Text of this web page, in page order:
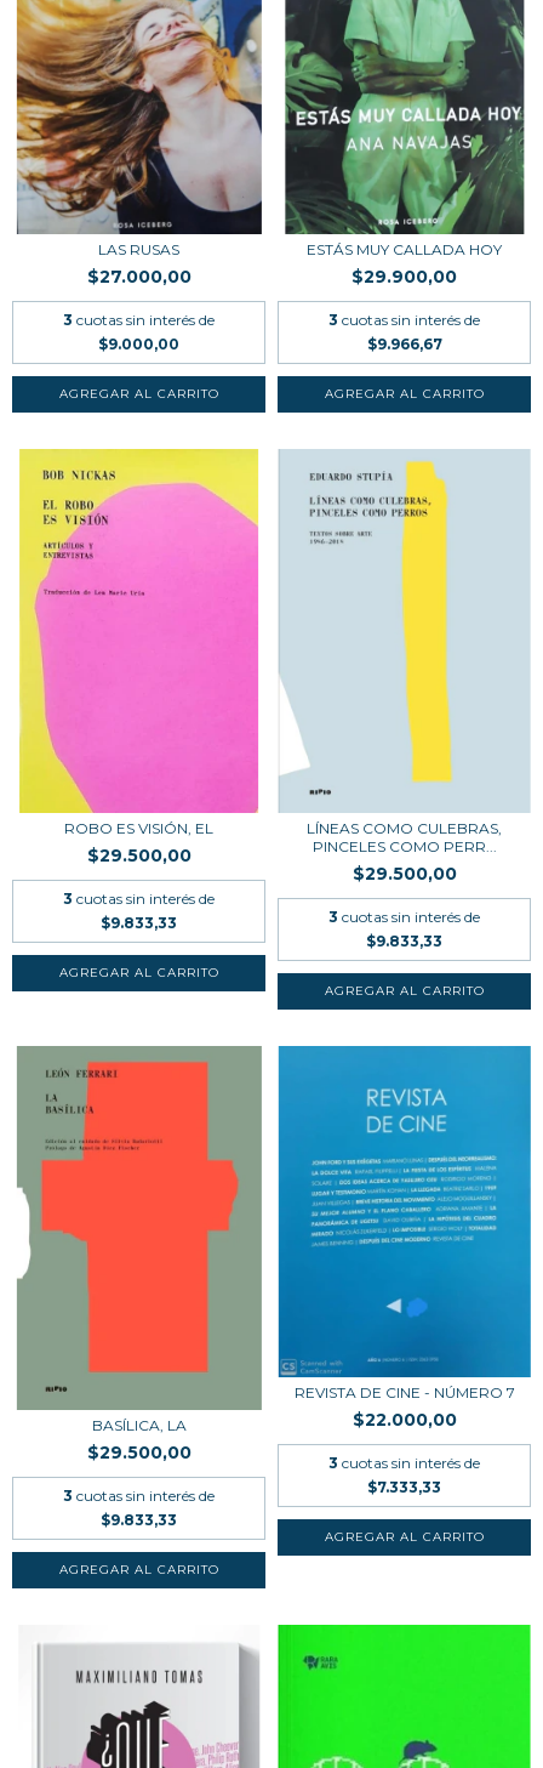
LAS RUSAS
$27.000,00
3 cuotas sin interés de
$9.000,00
ESTÁS MUY CALLADA HOY
$29.900,00
3 cuotas sin interés de
$9.966,67
ROBO ES VISIÓN, EL
$29.500,00
3 cuotas sin interés de
$9.833,33
LÍNEAS COMO CULEBRAS,
PINCELES COMO PERR...
$29.500,00
3 cuotas sin interés de
$9.833,33
BASÍLICA, LA
$29.500,00
3 cuotas sin interés de
$9.833,33
REVISTA DE CINE - NÚMERO 7
$22.000,00
3 cuotas sin interés de
$7.333,33